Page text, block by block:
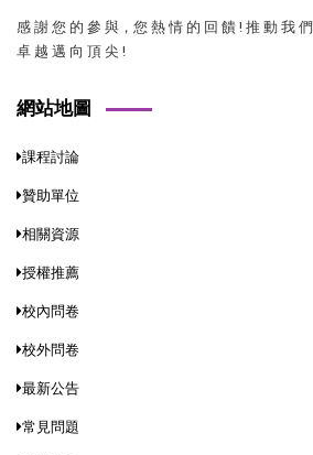
感 謝 您 的 參 與，您 熱 情 的 回 饋 ! 推 動 我
卓 越 邁 向 頂 尖 !
網站地圖
課程討論
贊助單位
相關資源
授權推薦
校內問卷
校外問卷
最新公告
常見問題